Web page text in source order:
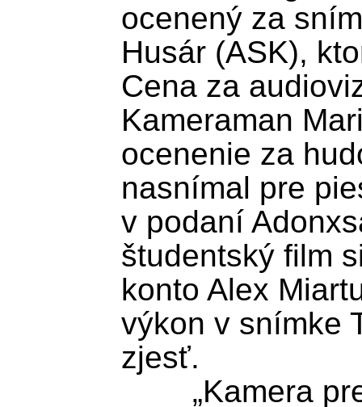
ocenený za
Husár (ASK),
Cena za
Kameraman
ocenenie za
nasnímal pre
v podaní
študentský film
konto Alex
výkon v snímke
zjesť.